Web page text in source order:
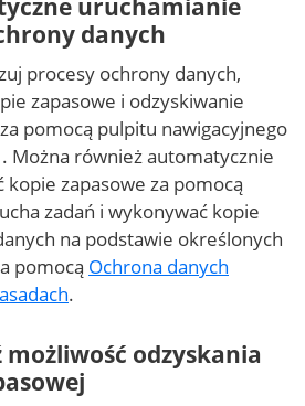
uruchamianie
danych
procesy ochrony danych,
zapasowe i odzyskiwanie
pomocą pulpitu nawigacyjnego
. Można również automatycznie
kopie zapasowe za pomocą
zadań i wykonywać kopie
na podstawie określonych
pomocą Ochrona danych
.
możliwość odzyskania